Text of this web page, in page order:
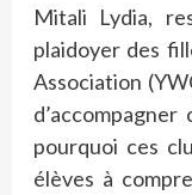
Mitali Lydia,
plaidoyer des
Association
pourquoi ces
élèves à